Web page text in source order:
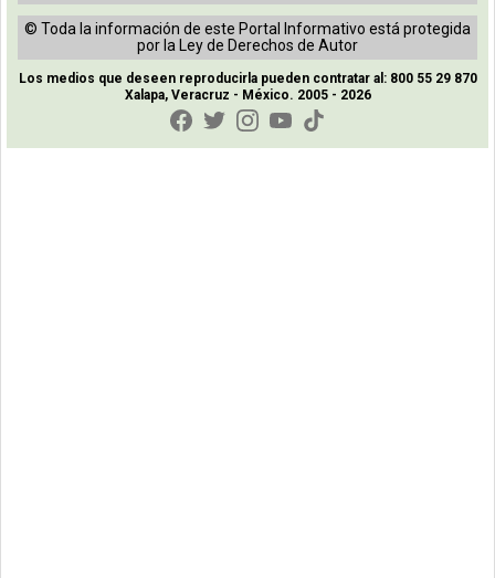
© Toda la información de este Portal Informativo está protegida
por la Ley de Derechos de Autor
Los medios que deseen reproducirla pueden contratar al: 800 55 29 870
Xalapa, Veracruz - México. 2005 - 2026